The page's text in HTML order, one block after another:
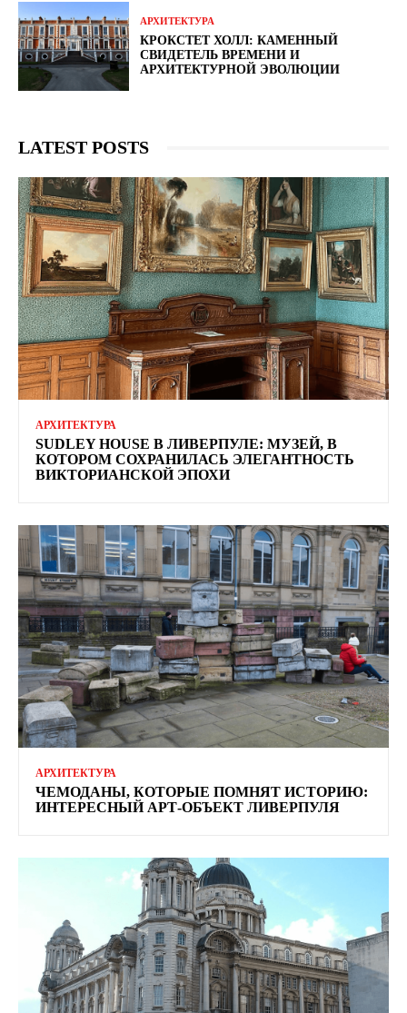
АРХИТЕКТУРА
КРОКСТЕТ ХОЛЛ: КАМЕННЫЙ
СВИДЕТЕЛЬ ВРЕМЕНИ И
АРХИТЕКТУРНОЙ ЭВОЛЮЦИИ
LATEST POSTS
АРХИТЕКТУРА
SUDLEY HOUSE В ЛИВЕРПУЛЕ: МУЗЕЙ, В
КОТОРОМ СОХРАНИЛАСЬ ЭЛЕГАНТНОСТЬ
ВИКТОРИАНСКОЙ ЭПОХИ
АРХИТЕКТУРА
ЧЕМОДАНЫ, КОТОРЫЕ ПОМНЯТ ИСТОРИЮ:
ИНТЕРЕСНЫЙ АРТ-ОБЪЕКТ ЛИВЕРПУЛЯ